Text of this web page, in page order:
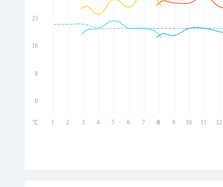
23
16
8
0
1 2 3 4 5 6 7 8 9 10 11 12
℃